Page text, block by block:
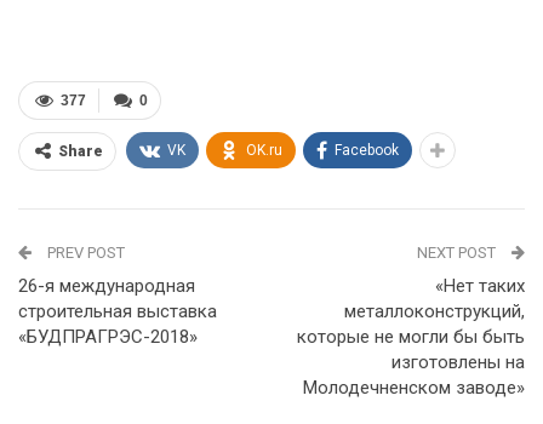
0
377
Share VK OK.ru Facebook
PREV POST
26-я международная
строительная выставка
«БУДПРАГРЭС-2018»
NEXT POST
«Нет таких
металлоконструкций,
которые не могли бы быть
изготовлены на
Молодечненском заводе»